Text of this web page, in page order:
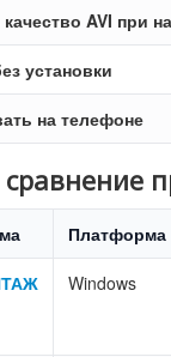
AVI при
установки
на телефоне
сравнение
Платформа
Windows